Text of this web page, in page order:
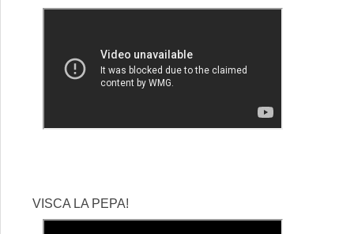
VISCA LA PEPA!